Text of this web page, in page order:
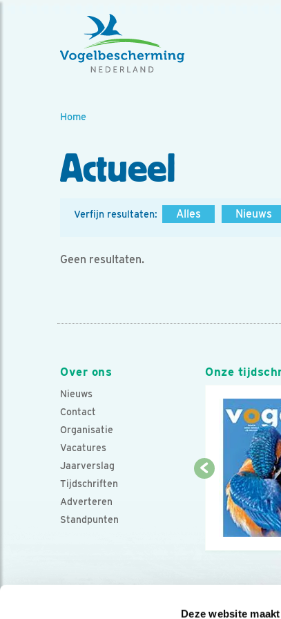
Deze website
Home
Actueel
Verfijn resultaten: Alles Nieuws
Geen resultaten.
Over ons
Nieuws
Contact
Organisatie
Vacatures
Jaarverslag
Tijdschriften
Adverteren
Standpunten
Onze